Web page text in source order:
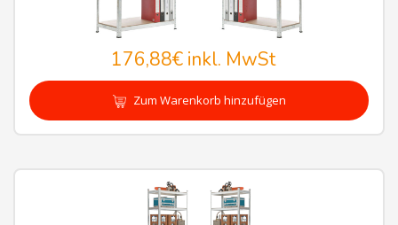
176,88€inkl. MwSt
Zum Warenkorb hinzufügen